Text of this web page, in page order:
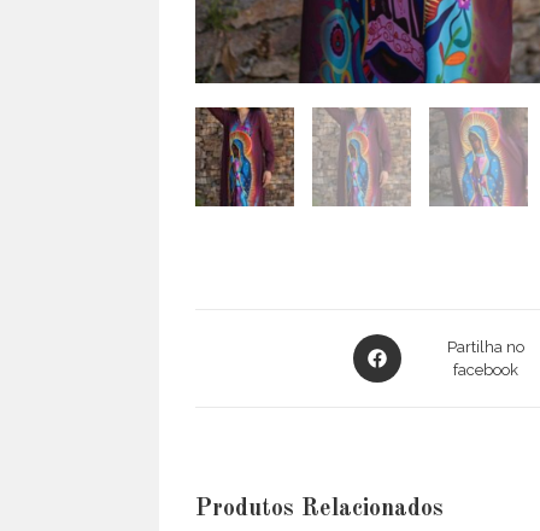
Opens
in
Partilha no
facebook
Produtos Relacionados